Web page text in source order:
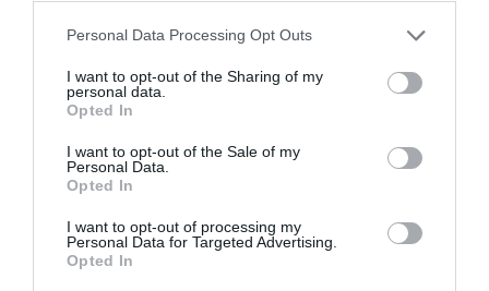
Personal Data Processing Opt Outs
I want to opt-out of the Sharing of my
personal data.
Opted In
I want to opt-out of the Sale of my
Personal Data.
Opted In
I want to opt-out of processing my
Personal Data for Targeted Advertising.
Opted In
Art Fair Sales by Dealer Turnover. Forrás: The Art